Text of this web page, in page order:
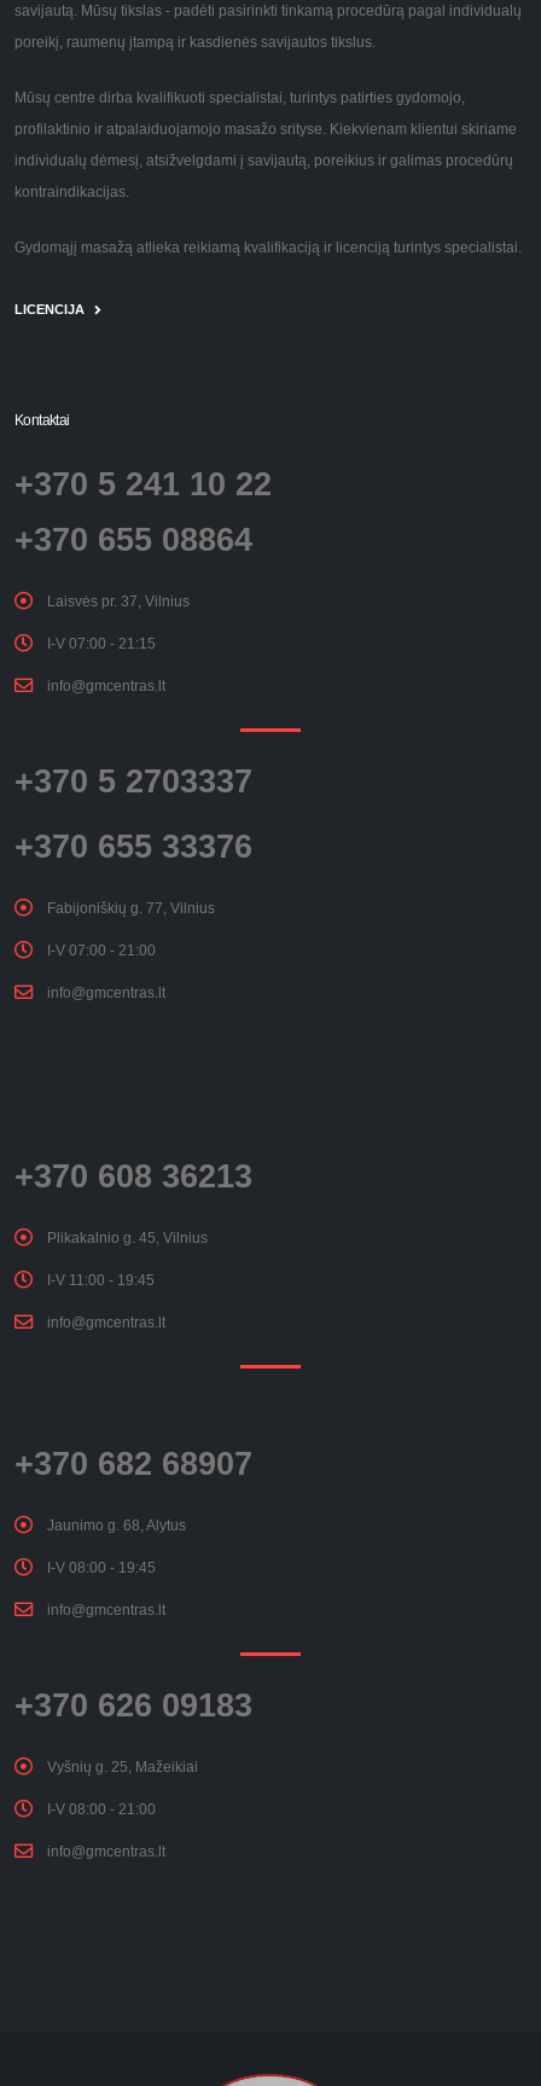
savijautą. Mūsų tikslas - padėti pasirinkti tinkamą procedūrą pagal individualų
poreikį, raumenų įtampą ir kasdienės savijautos tikslus.
Mūsų centre dirba kvalifikuoti specialistai, turintys patirties gydomojo,
profilaktinio ir atpalaiduojamojo masažo srityse. Kiekvienam klientui skiriame
individualų dėmesį, atsižvelgdami į savijautą, poreikius ir galimas procedūrų
kontraindikacijas.
Gydomąjį masažą atlieka reikiamą kvalifikaciją ir licenciją turintys specialistai.
LICENCIJA
Kontaktai
+370 5 241 10 22
+370 655 08864
Laisvės pr. 37, Vilnius
I-V 07:00 - 21:15
info@gmcentras.lt
+370 5 2703337
+370 655 33376
Fabijoniškių g. 77, Vilnius
I-V 07:00 - 21:00
info@gmcentras.lt
+370 608 36213
Plikakalnio g. 45, Vilnius
I-V 11:00 - 19:45
info@gmcentras.lt
+370 682 68907
Jaunimo g. 68, Alytus
I-V 08:00 - 19:45
info@gmcentras.lt
+370 626 09183
Vyšnių g. 25, Mažeikiai
I-V 08:00 - 21:00
info@gmcentras.lt